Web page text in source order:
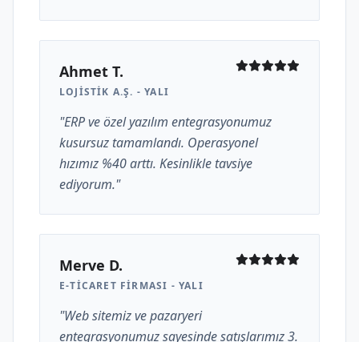
Ahmet T.
LOJISTIK A.Ş. - YALI
"ERP ve özel yazılım entegrasyonumuz
kusursuz tamamlandı. Operasyonel
hızımız %40 arttı. Kesinlikle tavsiye
ediyorum."
Merve D.
E-TICARET FIRMASI - YALI
"Web sitemiz ve pazaryeri
entegrasyonumuz sayesinde satışlarımız 3.